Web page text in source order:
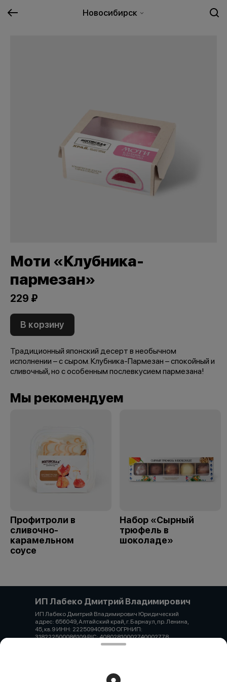
Новосибирск
Моти «Клубника-
пармезан»
229 ₽
В корзину
Традиционный японский десерт в необычном
исполнении – с сыром. Клубника-Пармезан – спокойный и
сливочный, но с особенным послевкусием пармезана!
Мы рекомендуем
Профитроли в
сливочно-
карамельном
соусе
Набор «Сырный
трюфель в
шоколаде»
ИП Лабеко Дмитрий Владимирович
ИП Лабеко Дмитрий Владимирович Юридический
адрес: 656049, Алтайский край, г. Барнаул, пр. Ленина,
45, кв.9 ИНН: 222509405890 ОГРНИП:
318222500086109 Р/С: 40802810002740002778
Алтайское отделение №8644 ПАО СБЕРБАНК БИК:
Работает на эффективном ядре